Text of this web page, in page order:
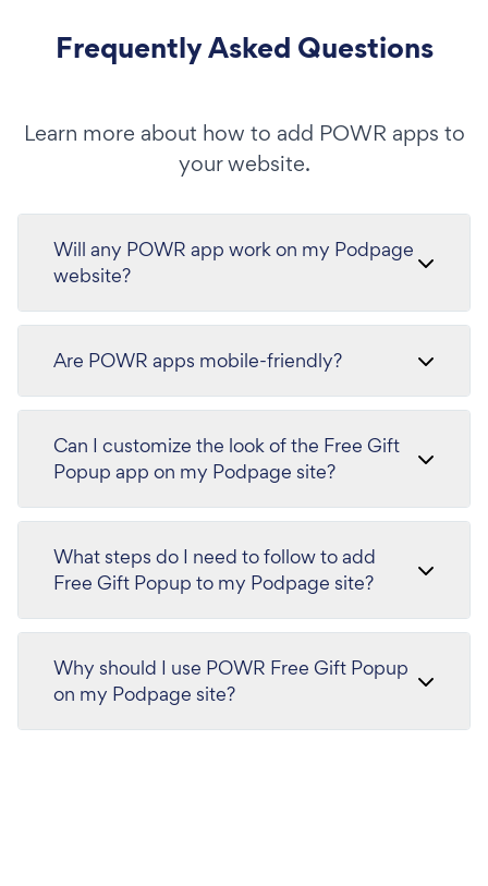
Frequently Asked Questions
Learn more about how to add POWR apps to
your website.
Will any POWR app work on my Podpage
website?
Are POWR apps mobile-friendly?
Can I customize the look of the Free Gift
Popup app on my Podpage site?
What steps do I need to follow to add
Free Gift Popup to my Podpage site?
Why should I use POWR Free Gift Popup
on my Podpage site?